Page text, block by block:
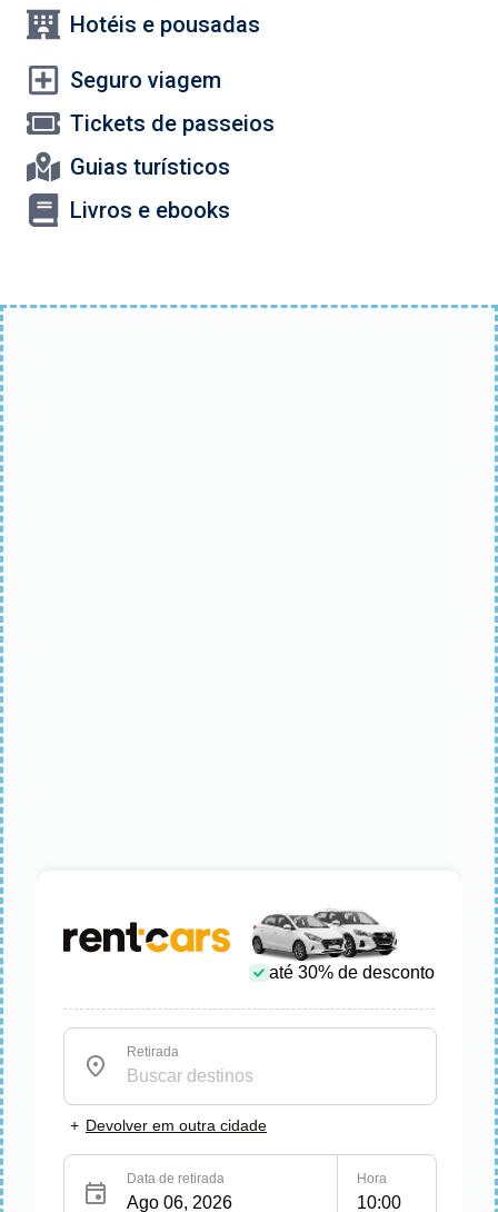
Hotéis e pousadas
Seguro viagem
Tickets de passeios
Guias turísticos
Livros e ebooks